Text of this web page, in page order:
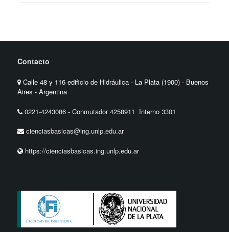
Contacto
Calle 48 y 116 edificio de Hidráulica - La Plata (1900) - Buenos
Aires - Argentina
0221-4243086 -Conmutador 4258911 Interno 3301
cienciasbasicas@ing.unlp.edu.ar
https://cienciasbasicas.ing.unlp.edu.ar